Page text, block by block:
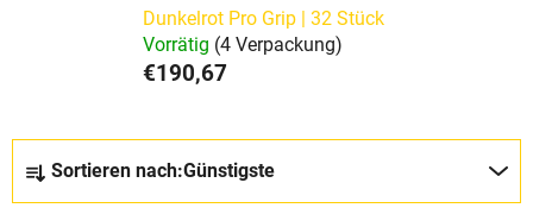
Dunkelrot Pro Grip | 32 Stück
Vorrätig (4 Verpackung)
€190,67
Sortieren nach:Günstigste